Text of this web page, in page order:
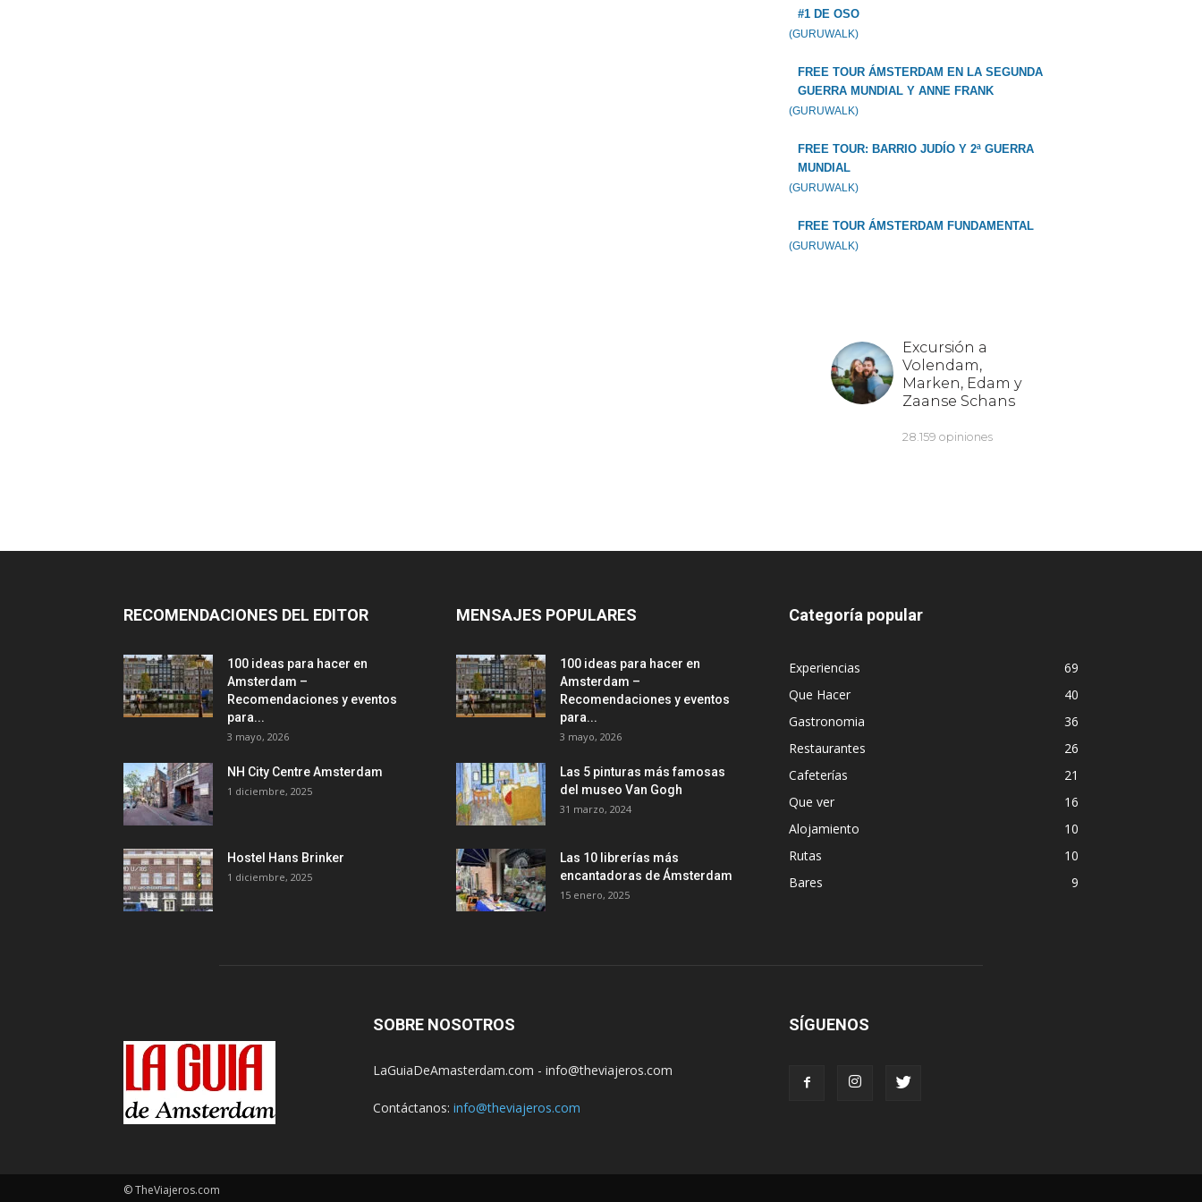
#1 DE OSO
(GURUWALK)
FREE TOUR ÁMSTERDAM EN LA SEGUNDA
GUERRA MUNDIAL Y ANNE FRANK
(GURUWALK)
FREE TOUR: BARRIO JUDÍO Y 2ª GUERRA
MUNDIAL
(GURUWALK)
FREE TOUR ÁMSTERDAM FUNDAMENTAL
(GURUWALK)
RECOMENDACIONES DEL EDITOR
100 ideas para hacer en
Amsterdam –
Recomendaciones y eventos
para...
3 mayo, 2026
NH City Centre Amsterdam
1 diciembre, 2025
Hostel Hans Brinker
1 diciembre, 2025
MENSAJES POPULARES
100 ideas para hacer en
Amsterdam –
Recomendaciones y eventos
para...
3 mayo, 2026
Las 5 pinturas más famosas
del museo Van Gogh
31 marzo, 2024
Las 10 librerías más
encantadoras de Ámsterdam
15 enero, 2025
Categoría popular
Experiencias
69
Que Hacer
40
Gastronomia
36
Restaurantes
26
Cafeterías
21
Que ver
16
Alojamiento
10
Rutas
10
Bares
9
SOBRE NOSOTROS
LaGuiaDeAmasterdam.com - info@theviajeros.com
Contáctanos: info@theviajeros.com
SÍGUENOS
© TheViajeros.com